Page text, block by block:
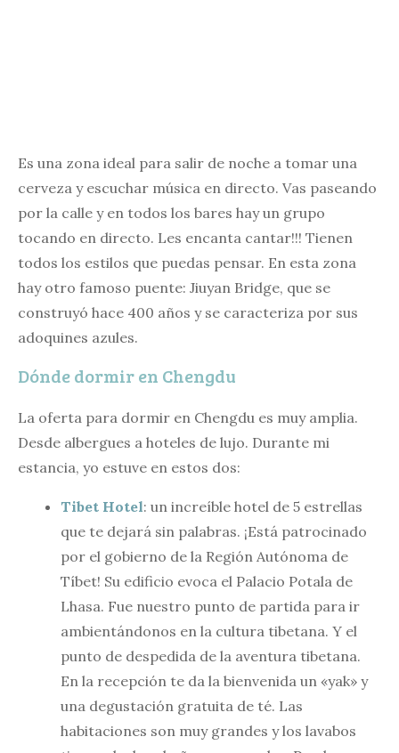
Es una zona ideal para salir de noche a tomar una
cerveza y escuchar música en directo. Vas paseando
por la calle y en todos los bares hay un grupo
tocando en directo. Les encanta cantar!!! Tienen
todos los estilos que puedas pensar. En esta zona
hay otro famoso puente: Jiuyan Bridge, que se
construyó hace 400 años y se caracteriza por sus
adoquines azules.
Dónde dormir en Chengdu
La oferta para dormir en Chengdu es muy amplia.
Desde albergues a hoteles de lujo. Durante mi
estancia, yo estuve en estos dos:
Tibet Hotel: un increíble hotel de 5 estrellas
que te dejará sin palabras. ¡Está patrocinado
por el gobierno de la Región Autónoma de
Tíbet! Su edificio evoca el Palacio Potala de
Lhasa. Fue nuestro punto de partida para ir
ambientándonos en la cultura tibetana. Y el
punto de despedida de la aventura tibetana.
En la recepción te da la bienvenida un «yak» y
una degustación gratuita de té. Las
habitaciones son muy grandes y los lavabos